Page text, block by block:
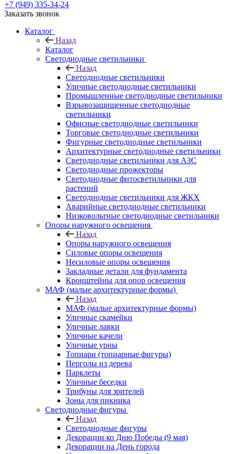
+7 (949) 335-34-24
Заказать звонок
Каталог
Назад
Каталог
Светодиодные светильники
Назад
Светодиодные светильники
Уличные светодиодные светильники
Промышленные светодиодные светильники
Взрывозащищенные светодиодные
светильники
Офисные светодиодные светильники
Торговые светодиодные светильники
Фигурные светодиодные светильники
Архитектурные светодиодные светильники
Светодиодные светильники для АЗС
Светодиодные прожекторы
Светодиодные фитосветильники для
растений
Светодиодные светильники для ЖКХ
Аварийные светодиодные светильники
Низковольтные светодиодные светильники
Опоры наружного освещения
Назад
Опоры наружного освещения
Силовые опоры освещения
Несиловые опоры освещения
Закладные детали для фундамента
Кронштейны для опор освещения
МАФ (малые архитектурные формы)
Назад
МАФ (малые архитектурные формы)
Уличные скамейки
Уличные лавки
Уличные качели
Уличные урны
Топиари (топиарные фигуры)
Перголы из дерева
Парклеты
Уличные беседки
Трибуны для зрителей
Зоны для пикника
Светодиодные фигуры
Назад
Светодиодные фигуры
Декорации ко Дню Победы (9 мая)
Декорации на День города